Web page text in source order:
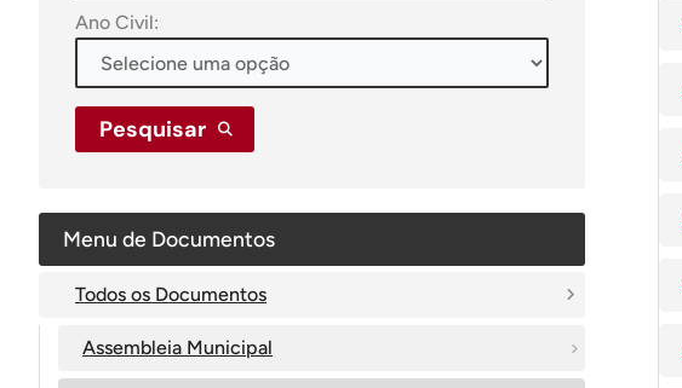
Ano Civil:
Pesquisar
Menu de Documentos
Todos os Documentos
Assembleia Municipal